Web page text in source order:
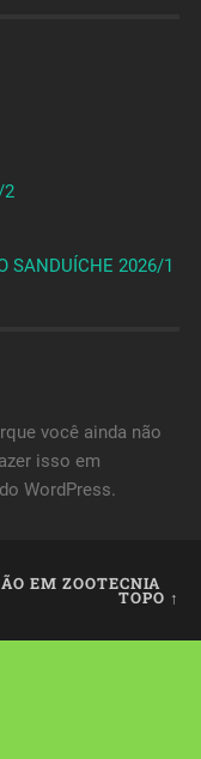
2
SANDUÍCHE 2026/1
você ainda não
isso em
WordPress.
EM ZOOTECNIA
TOPO ↑